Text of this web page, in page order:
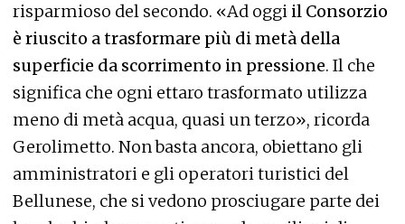
risparmioso del secondo. «Ad oggi il Consorzio
è riuscito a trasformare più di metà della
superficie da scorrimento in pressione. Il che
significa che ogni ettaro trasformato utilizza
meno di metà acqua, quasi un terzo», ricorda
Gerolimetto. Non basta ancora, obiettano gli
amministratori e gli operatori turistici del
Bellunese, che si vedono prosciugare parte dei